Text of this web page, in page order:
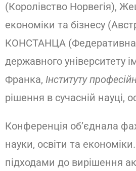
(Королівство Норвегія),
економіки та бізнесу
КОНСТАНЦА (Федеративна
державного університету
Франка, Інституту
рішення в сучасній науці,
Конференція об’єднала
науки, освіти та
підходами до вирішення